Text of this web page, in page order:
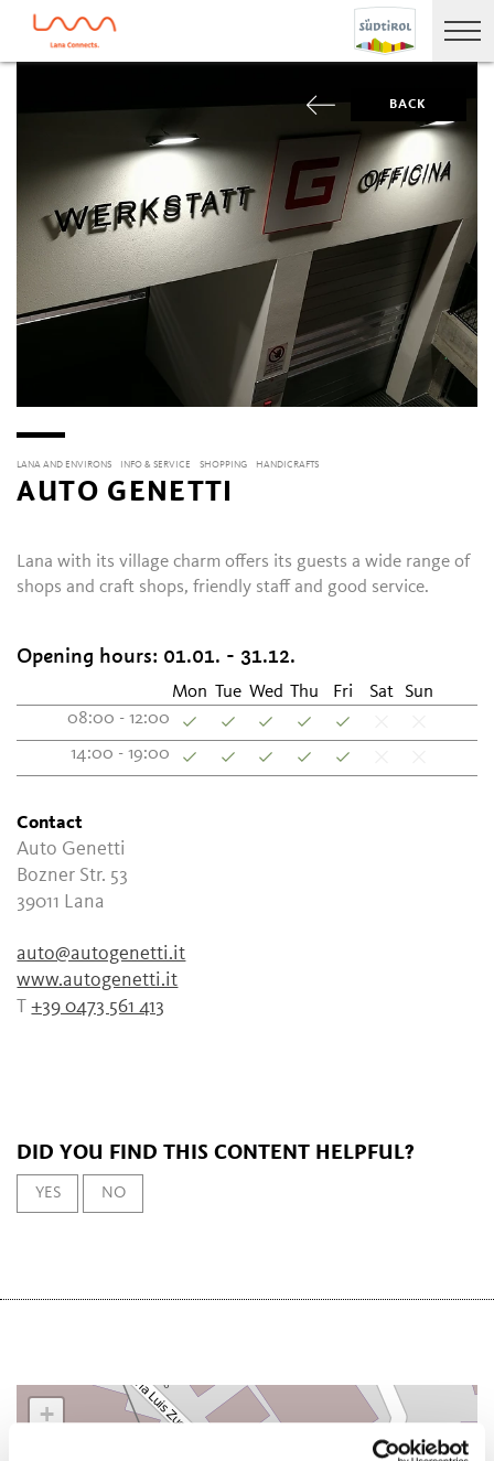
BACK
LANA AND ENVIRONS INFO & SERVICE SHOPPING HANDICRAFTS
AUTO GENETTI
Lana with its village charm offers its guests a wide range of
shops and craft shops, friendly staff and good service.
Opening hours: 01.01. - 31.12.
Mon Tue Wed Thu Fri Sat
Sun
08:00 - 12:00
14:00 - 19:00
Contact
Auto Genetti
Bozner Str. 53
39011 Lana
auto@autogenetti.it
www.autogenetti.it
T+39 0473 561 413
DID YOU FIND THIS CONTENT HELPFUL?
YES NO
+